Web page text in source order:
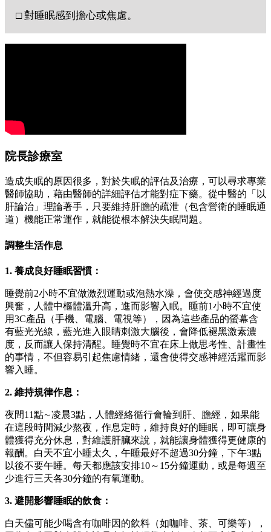
□ 對睡眠感到擔心或焦慮。
院長診療室
造成失眠的原因很多，對於失眠的評估及治療，可以尋求專業
醫師協助，藉由醫師的詳細評估才能對症下藥。從中醫的「以
肝論治」理論著手，只要維持肝膽的疏泄（包含營衛的睡眠通
道）機能正常運作，就能從根本解決失眠問題。
調整生活作息
1. 養成良好睡眠習慣：
睡覺前2小時不宜做激烈運動或泡熱水澡，會使交感神經過度
興奮，人體中樞體溫升高，進而影響入眠。睡前1小時不宜使
用3C產品（手機、電腦、電視等），因為這些產品的螢幕含
有藍光光線，藍光進入眼睛刺激大腦後，會降低褪黑激素濃
度，反而讓人保持清醒。睡覺時不宜在床上做思考性、計畫性
的事情，不但容易引起焦慮情緒，還會使得交感神經活躍而影
響入睡。
2. 維持規律作息：
夜間11點∼凌晨3點，人體經絡循行會輪到肝、膽經，如果能
在這段時間減少熬夜，作息定時，維持良好的睡眠，即可讓身
體獲得充分休息，對維護肝臟來說，就能讓身體獲得更健康的
報酬。白天不宜小睡太久，午睡最好不超過30分鐘，下午3點
以後不要午睡。每天都應該安排10～15分鐘運動，或是每週至
少進行三天各30分鐘的有氧運動。
3. 避開影響睡眠的飲食：
白天儘可能少喝含有咖啡因的飲料（如咖啡、茶、可樂等），